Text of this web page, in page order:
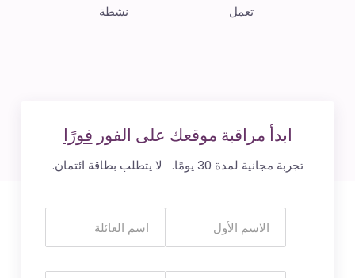
تعمل
نشطة
ابدأ مراقبة موقعك على الفورفورًا
تجربة مجانية لمدة 30 يومًا. لا يتطلب بطاقة ائتمان.